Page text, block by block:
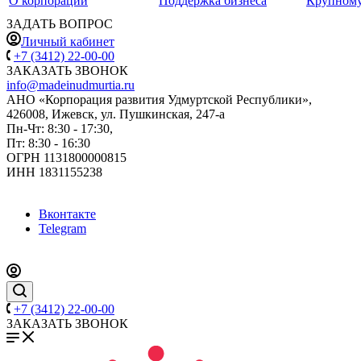
ЗАДАТЬ ВОПРОС
Личный кабинет
+7 (3412) 22-00-00
ЗАКАЗАТЬ ЗВОНОК
info@madeinudmurtia.ru
АНО «Корпорация развития Удмуртской Республики»,
426008, Ижевск, ул. Пушкинская, 247-а
Пн-Чт: 8:30 - 17:30,
Пт: 8:30 - 16:30
ОГРН 1131800000815
ИНН 1831155238
Вконтакте
Telegram
+7 (3412) 22-00-00
ЗАКАЗАТЬ ЗВОНОК